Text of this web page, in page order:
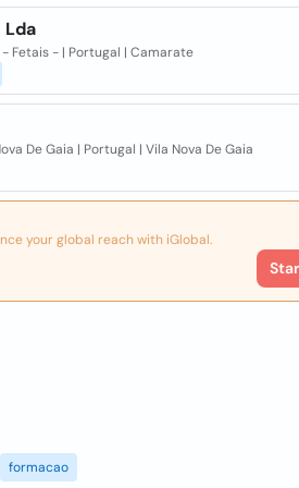
Lda
- Fetais - | Portugal | Camarate
De Gaia | Portugal | Vila Nova De Gaia
your global reach with iGlobal.
formacao